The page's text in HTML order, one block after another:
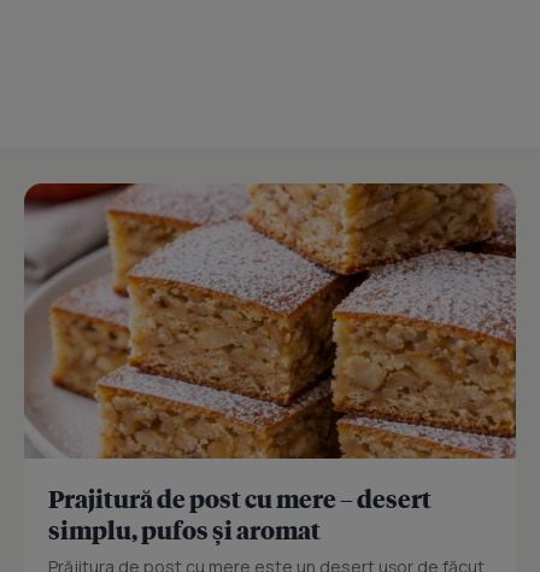
Prajitură de post cu mere – desert
simplu, pufos și aromat
Prăjitura de post cu mere este un desert ușor de făcut,